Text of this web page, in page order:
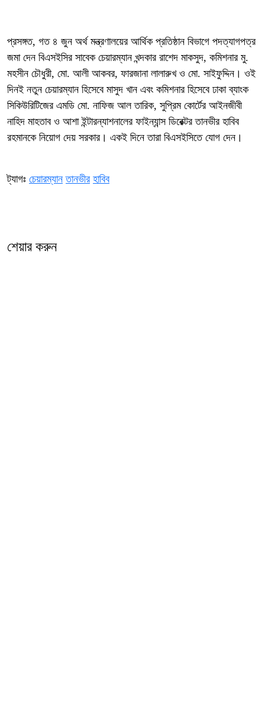
প্রসঙ্গত, গত ৪ জুন অর্থ মন্ত্রণালয়ের আর্থিক প্রতিষ্ঠান বিভাগে পদত্যাগপত্র
জমা দেন বিএসইসির সাবেক চেয়ারম্যান খন্দকার রাশেদ মাকসুদ, কমিশনার মু.
মহসীন চৌধুরী, মো. আলী আকবর, ফারজানা লালারুখ ও মো. সাইফুদ্দিন। ওই
দিনই নতুন চেয়ারম্যান হিসেবে মাসুদ খান এবং কমিশনার হিসেবে ঢাকা ব্যাংক
সিকিউরিটিজের এমডি মো. নাফিজ আল তারিক, সুপ্রিম কোর্টের আইনজীবী
নাহিদ মাহতাব ও আশা ইন্টারন্যাশনালের ফাইন্যান্স ডিরেক্টর তানভীর হাবিব
রহমানকে নিয়োগ দেয় সরকার। একই দিনে তারা বিএসইসিতে যোগ দেন।
ট্যাগঃ চেয়ারম্যান তানভীর হাবিব
শেয়ার করুন